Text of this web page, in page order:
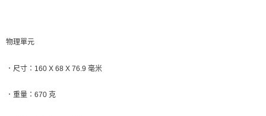
物理單元
． 尺寸： 160 X 68 X 76.9 毫米
． 重量： 670 克